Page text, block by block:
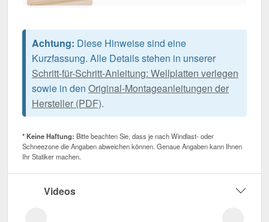
Achtung: Diese Hinweise sind eine
Kurzfassung. Alle Details stehen in unserer
Schritt-für-Schritt-Anleitung: Wellplatten verlegen
sowie in den Original-Montageanleitungen der
Hersteller (PDF).
* Keine Haftung: Bitte beachten Sie, dass je nach Windlast- oder
Schneezone die Angaben abweichen können. Genaue Angaben kann Ihnen
Ihr Statiker machen.
Videos